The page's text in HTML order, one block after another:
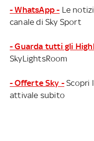
- WhatsApp - Le
canale di Sky Sport
- Guarda tutti gli
SkyLightsRoom
- Offerte Sky - Scopri
attivale subito